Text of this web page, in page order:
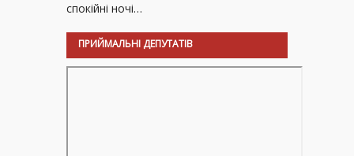
спокійні ночі…
ПРИЙМАЛЬНІ ДЕПУТАТІВ